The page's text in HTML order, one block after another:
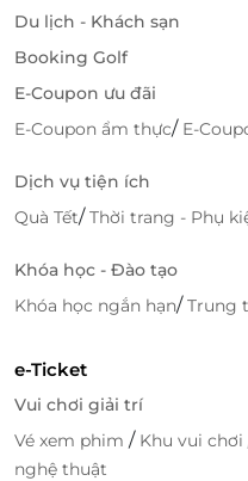
Du lịch - Khách sạn
Booking Golf
E-Coupon ưu đãi
E-Coupon ẩm thực/ E-
Dịch vụ tiện ích
Quà Tết/Thời trang - Phụ
Khóa học - Đào tạo
Khóa học ngắn hạn/Trung
e-Ticket
Vui chơi giải trí
Vé xem phim / Khu vui chơi
nghệ thuật